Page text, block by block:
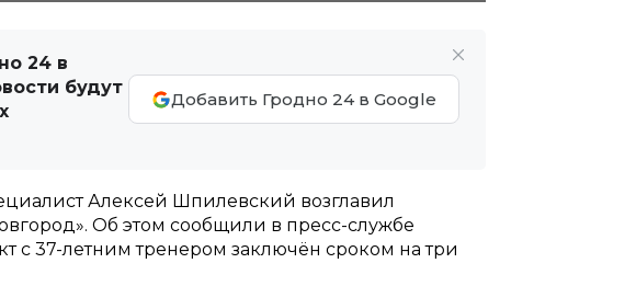
24 в
будут
Добавить Гродно 24 в Google
Алексей Шпилевский возглавил
Об этом сообщили в пресс-службе
с 37-летним тренером заключён сроком на три